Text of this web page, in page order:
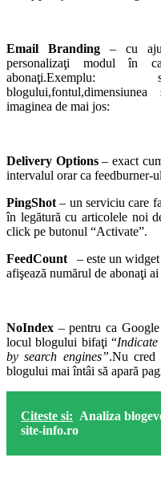
Email Branding– cu
personalizaţi modul în
abonaţi.Exemplu:
imaginea de mai jos:
Delivery Options– exact
intervalul orar ca feedburner-
PingShot – un serviciu care
în legătură cu articolele noi
click pe butonul “Activate”.
FeedCount
– este un
afişează numărul de abonaţi
NoIndex – pentru ca
locul blogului bifaţi “
by search engines”.Nu cred
blogului mai întâi să apară
Citeste si: Analiza
site-info.ro